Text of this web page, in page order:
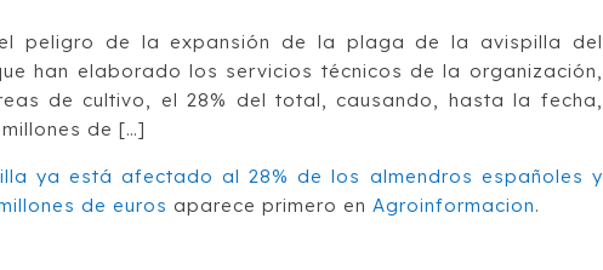
peligro de la expansión de la plaga de la avispilla del
han elaborado los servicios técnicos de la organización,
de cultivo, el 28% del total, causando, hasta la fecha,
de […]
ya está afectado al 28% de los almendros españoles y
de euros aparece primero en Agroinformacion.